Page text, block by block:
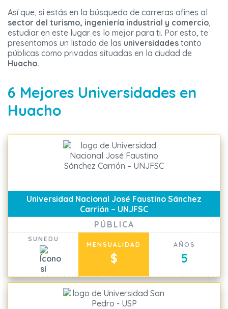
Así que, si estás en la búsqueda de carreras afines al
sector del turismo, ingeniería industrial y comercio,
estudiar en este lugar es lo mejor para ti. Por esto, te
presentamos un listado de las universidades tanto
públicas como privadas situadas en la ciudad de
Huacho.
6 Mejores Universidades en
Huacho
Universidad Nacional José Faustino Sánchez
Carrión – UNJFSC
PÚBLICA
SUNEDU
MENSUALIDAD
$
AÑOS
5